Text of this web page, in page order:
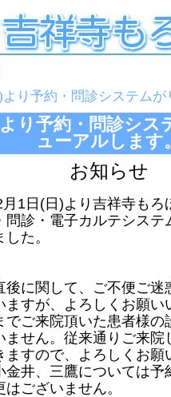
より予約・問診システム
り予約・問診シス
ューアルします。
お知らせ
1日(日)より吉祥寺もろ
問診・電子カルテシステ
た。
後に関して、ご不便ご迷
ますが、よろしくお願い
ご来院頂いた患者様の
ません。従来通りご来院
ますので、よろしくお願
金井、三鷹については予
はございません。